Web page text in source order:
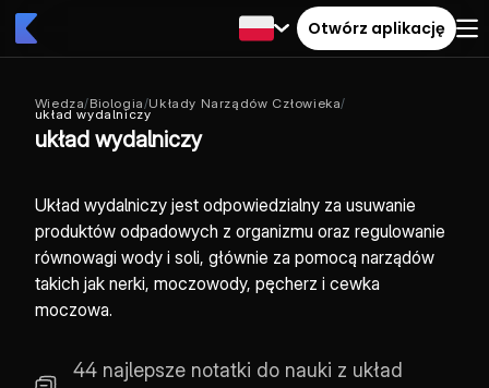
Otwórz aplikację
Wiedza/Biologia/Układy Narządów Człowieka/
układ wydalniczy
układ wydalniczy
Układ wydalniczy jest odpowiedzialny za usuwanie
produktów odpadowych z organizmu oraz regulowanie
równowagi wody i soli, głównie za pomocą narządów
takich jak nerki, moczowody, pęcherz i cewka
moczowa.
44 najlepsze notatki do nauki z układ